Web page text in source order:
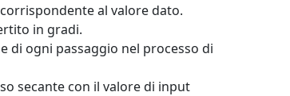
al valore dato.
in gradi.
di ogni passaggio nel processo di
secante con il valore di input